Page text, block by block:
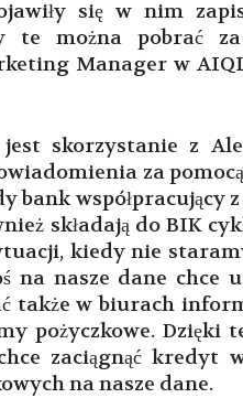
się w nim
te można pobrać
Manager w
skorzystanie z
za
bank współpracujący
składają do BIK
kiedy nie
na nasze dane chce
także w biurach
pożyczkowe. Dzięki
zaciągnąć kredyt
na nasze dane.